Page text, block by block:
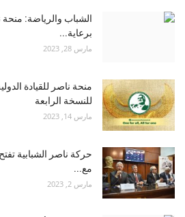
الشباب والرياضة: منحة
برعاية...
مارس 28, 2023
منحة ناصر للقيادة
للنسخة الرابعة
مارس 14, 2023
حركة ناصر الشبابية
مع...
مارس 2, 2023